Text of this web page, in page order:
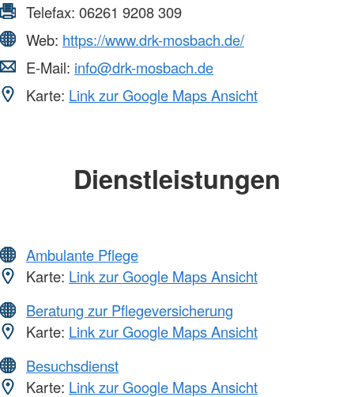
Telefax: 06261 9208 309
Web: https://www.drk-mosbach.de/
E-Mail: info@drk-mosbach.de
Karte: Link zur Google Maps Ansicht
Dienstleistungen
Ambulante Pflege
Karte: Link zur Google Maps Ansicht
Beratung zur Pflegeversicherung
Karte: Link zur Google Maps Ansicht
Besuchsdienst
Karte: Link zur Google Maps Ansicht